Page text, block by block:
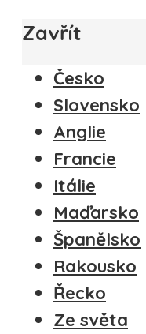
Zavřít
Česko
Slovensko
Anglie
Francie
Itálie
Maďarsko
Španělsko
Rakousko
Řecko
Ze světa